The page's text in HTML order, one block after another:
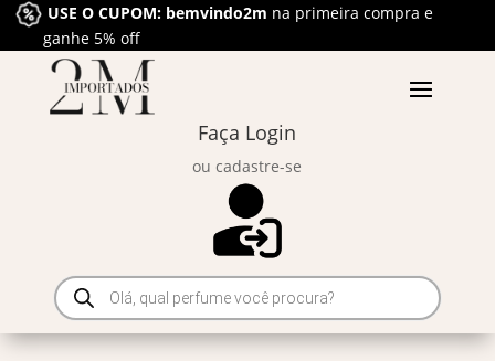
USE O CUPOM: bemvindo2m na primeira compra e
ganhe 5% off
Faça Login
ou cadastre-se
Pesquisar
produtos